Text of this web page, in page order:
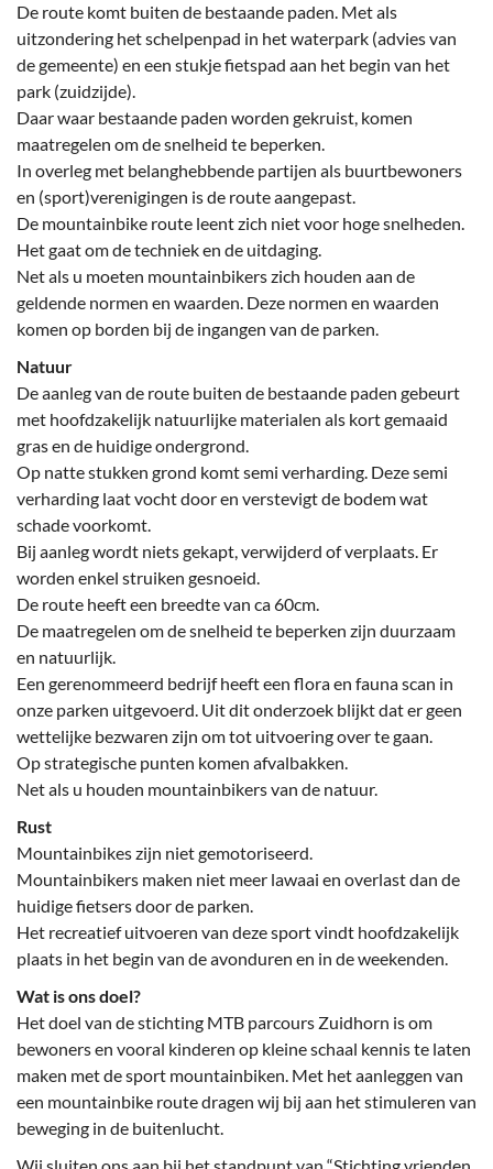
De route komt buiten de bestaande paden. Met als
uitzondering het schelpenpad in het waterpark (advies van
de gemeente) en een stukje fietspad aan het begin van het
park (zuidzijde).
Daar waar bestaande paden worden gekruist, komen
maatregelen om de snelheid te beperken.
In overleg met belanghebbende partijen als buurtbewoners
en (sport)verenigingen is de route aangepast.
De mountainbike route leent zich niet voor hoge snelheden.
Het gaat om de techniek en de uitdaging.
Net als u moeten mountainbikers zich houden aan de
geldende normen en waarden. Deze normen en waarden
komen op borden bij de ingangen van de parken.
Natuur
De aanleg van de route buiten de bestaande paden gebeurt
met hoofdzakelijk natuurlijke materialen als kort gemaaid
gras en de huidige ondergrond.
Op natte stukken grond komt semi verharding. Deze semi
verharding laat vocht door en verstevigt de bodem wat
schade voorkomt.
Bij aanleg wordt niets gekapt, verwijderd of verplaats. Er
worden enkel struiken gesnoeid.
De route heeft een breedte van ca 60cm.
De maatregelen om de snelheid te beperken zijn duurzaam
en natuurlijk.
Een gerenommeerd bedrijf heeft een flora en fauna scan in
onze parken uitgevoerd. Uit dit onderzoek blijkt dat er geen
wettelijke bezwaren zijn om tot uitvoering over te gaan.
Op strategische punten komen afvalbakken.
Net als u houden mountainbikers van de natuur.
Rust
Mountainbikes zijn niet gemotoriseerd.
Mountainbikers maken niet meer lawaai en overlast dan de
huidige fietsers door de parken.
Het recreatief uitvoeren van deze sport vindt hoofdzakelijk
plaats in het begin van de avonduren en in de weekenden.
Wat is ons doel?
Het doel van de stichting MTB parcours Zuidhorn is om
bewoners en vooral kinderen op kleine schaal kennis te laten
maken met de sport mountainbiken. Met het aanleggen van
een mountainbike route dragen wij bij aan het stimuleren van
beweging in de buitenlucht.